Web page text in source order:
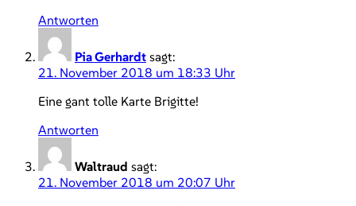
Antworten
Pia Gerhardt sagt:
21. November 2018 um 18:33 Uhr
Eine gant tolle Karte Brigitte!
Antworten
Waltraud sagt:
21. November 2018 um 20:07 Uhr